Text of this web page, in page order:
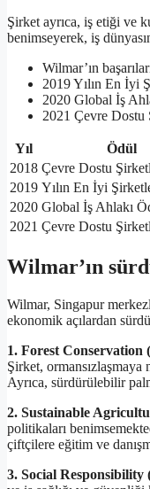
Şirket ayrıca, iş etiği ve
benimseyerek, iş
Wilmar’ın
2019 Yılın En İyi
2020 Global İş
2021 Çevre Dostu
Yıl
Ödül
2018 Çevre Dostu
2019 Yılın En İyi
2020 Global İş Ahlakı
2021 Çevre Dostu
Wilmar’ın
Wilmar, Singapur
ekonomik açılardan
1. Forest
Şirket, ormansızlaşmaya
Ayrıca, sürdürülebilir
2. Sustainable
politikaları
çiftçilere eğitim ve
3. Social